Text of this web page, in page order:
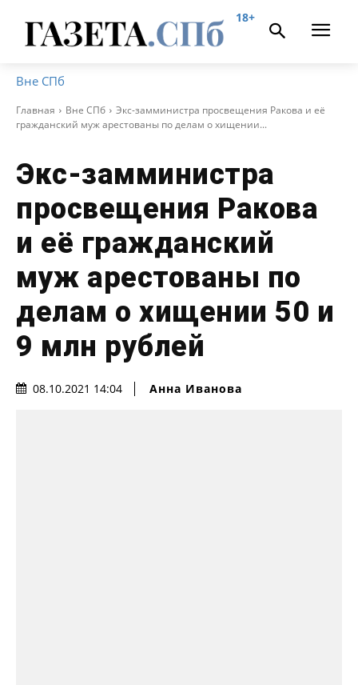
18+
Вне СПб
Главная Вне СПб
Экс-замминистра просвещения Ракова и её
гражданский муж арестованы по делам о хищении...
Экс-замминистра
просвещения Ракова
и её гражданский
муж арестованы по
делам о хищении 50 и
9 млн рублей
08.10.2021 14:04 Анна Иванова